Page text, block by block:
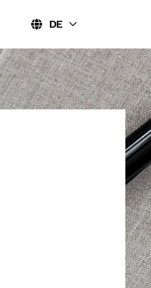
DE